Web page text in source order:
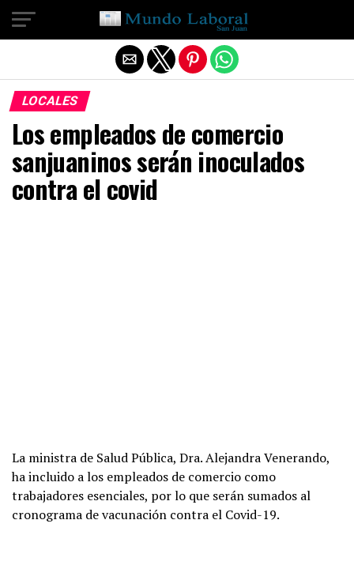
LOCALES
Los empleados de comercio
sanjuaninos serán inoculados
contra el covid
La ministra de Salud Pública, Dra. Alejandra Venerando,
ha incluido a los empleados de comercio como
trabajadores esenciales, por lo que serán sumados al
cronograma de vacunación contra el Covid-19.
Salir de la versión móvil